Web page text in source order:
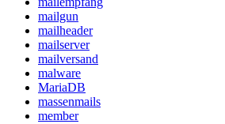
mailgun
mailheader
mailserver
mailversand
malware
MariaDB
massenmails
member